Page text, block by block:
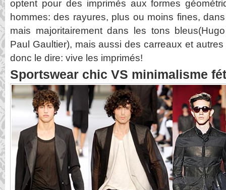
optent pour des imprimés aux formes
hommes: des rayures, plus ou moins fines,
mais majoritairement dans les tons
Paul Gaultier), mais aussi des carreaux et
donc le dire: vive les imprimés!
Sportswear chic VS minimalisme